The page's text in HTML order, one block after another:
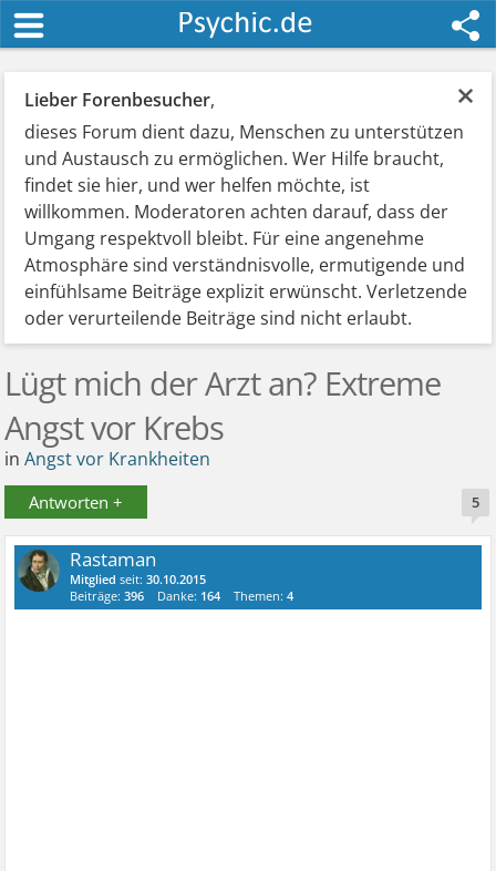
×
Lieber Forenbesucher,
dieses Forum dient dazu, Menschen zu unterstützen
und Austausch zu ermöglichen. Wer Hilfe braucht,
findet sie hier, und wer helfen möchte, ist
willkommen. Moderatoren achten darauf, dass der
Umgang respektvoll bleibt. Für eine angenehme
Atmosphäre sind verständnisvolle, ermutigende und
einfühlsame Beiträge explizit erwünscht. Verletzende
oder verurteilende Beiträge sind nicht erlaubt.
Lügt mich der Arzt an? Extreme
Angst vor Krebs
inAngst vor Krankheiten
Antworten + 5
Rastaman
Mitglied seit:30.10.2015
Beiträge:396 Danke: 164 Themen:4